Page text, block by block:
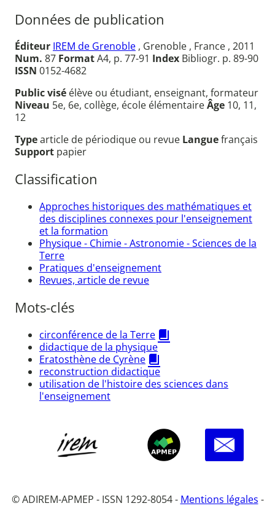
Données de publication
Éditeur IREM de Grenoble , Grenoble , France , 2011
Num. 87 FormatA4, p. 77-91 Index Bibliogr. p. 89-90
ISSN 0152-4682
Public visé élève ou étudiant, enseignant, formateur
Niveau 5e, 6e, collège, école élémentaireÂge 10, 11,
12
Typearticle de périodique ou revue Languefrançais
Support papier
Classification
Approches historiques des mathématiques et
des disciplines connexes pour l'enseignement
et la formation
Physique - Chimie - Astronomie - Sciences de la
Terre
Pratiques d'enseignement
Revues, article de revue
Mots-clés
circonférence de la Terre
didactique de la physique
Eratosthène de Cyrène
reconstruction didactique
utilisation de l'histoire des sciences dans
l'enseignement
© ADIREM-APMEP - ISSN 1292-8054 - Mentions légales -